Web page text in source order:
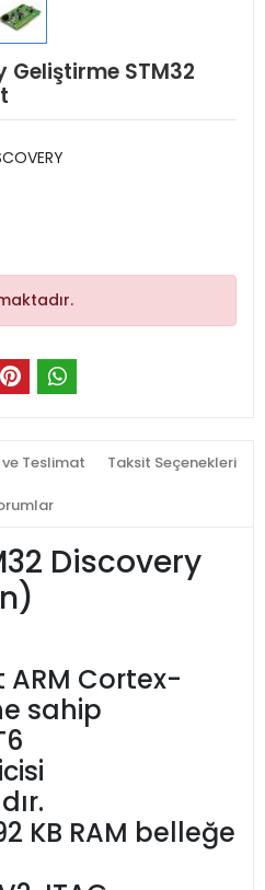
Geliştirme STM32
Teslimat Taksit Seçenekleri
Discovery
ARM Cortex-
sahip
KB RAM belleğe